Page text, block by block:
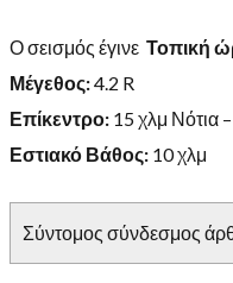
Ο σεισμός έγινε Τοπική
Μέγεθος:4.2 R
Επίκεντρο:15 χλμ Νότια
Εστιακό Βάθος:10 χλμ
Σύντομος σύνδεσμος